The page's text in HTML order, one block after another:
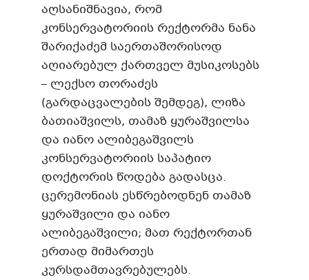
აღსანიშნავია, რომ
კონსერვატორიის რექტორმა ნანა
შარიქაძემ საერთაშორისოდ
აღიარებულ ქართველ მუსიკოსებს
– ლექსო თორაძეს
(გარდაცვალების შემდეგ), ლიზა
ბათიაშვილს, თამაზ ყურაშვილსა
და იანო ალიბეგაშვილს
კონსერვატორიის საპატიო
დოქტორის წოდება გადასცა.
ცერემონიას ესწრებოდნენ თამაზ
ყურაშვილი და იანო
ალიბეგაშვილი; მათ რექტორთან
ერთად მიმართეს
კურსდამთავრებულებს.